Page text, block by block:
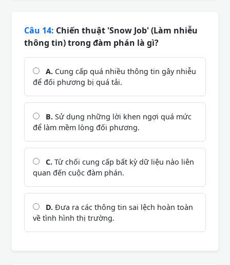
Câu 14: Chiến thuật 'Snow Job' (Làm nhiễu
thông tin) trong đàm phán là gì?
A. Cung cấp quá nhiều thông tin gây nhiễu
để đối phương bị quá tải.
B. Sử dụng những lời khen ngợi quá mức
để làm mềm lòng đối phương.
C. Từ chối cung cấp bất kỳ dữ liệu nào liên
quan đến cuộc đàm phán.
D. Đưa ra các thông tin sai lệch hoàn toàn
về tình hình thị trường.